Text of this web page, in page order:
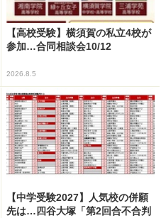
【高校受験】横須賀の私立4校が
参加…合同相談会10/12
2026.8.5
【中学受験2027】人気校の併願
先は…四谷大塚「第2回合不合判